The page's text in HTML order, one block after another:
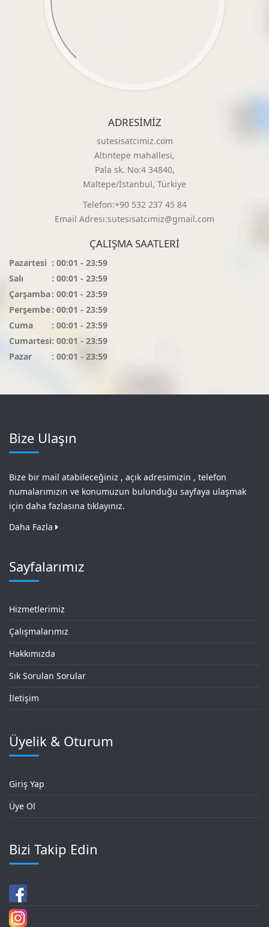
ADRESIMIZ
sutesisatcimiz.com
Altıntepe mahallesi,
Pala sk. No:4 34840,
Maltepe/İstanbul, Türkiye
Telefon:+90 532 237 45 84
Email Adresi:sutesisatcimiz@gmail.com
ÇALIŞMA SAATLERI
Pazartesi : 00:01 - 23:59
Salı
: 00:01 - 23:59
Çarşamba: 00:01 - 23:59
Perşembe: 00:01 - 23:59
Cuma
: 00:01 - 23:59
Cumartesi: 00:01 - 23:59
Pazar
: 00:01 - 23:59
Bize Ulaşın
Bize bir mail atabileceğiniz , açık adresimizin , telefon
numalarımızın ve konumuzun bulunduğu sayfaya ulaşmak
için daha fazlasına tıklayınız.
Daha Fazla
Sayfalarımız
Hizmetlerimiz
Çalışmalarımız
Hakkımızda
Sık Sorulan Sorular
İletişim
Üyelik & Oturum
Giriş Yap
Üye Ol
Bizi Takip Edin